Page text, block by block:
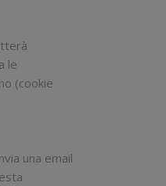
le
(cookie
una email